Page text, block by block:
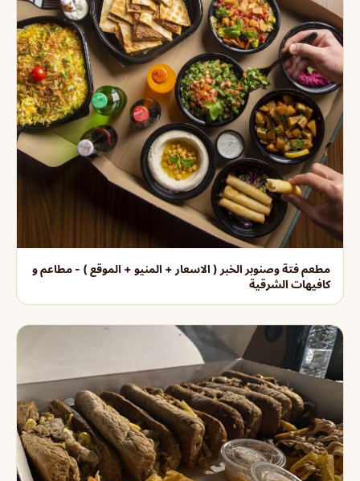
مطعم فتة وصنوبر الخبر ( الاسعار + المنيو + الموقع ) - مطاعم و
كافيهات الشرقية